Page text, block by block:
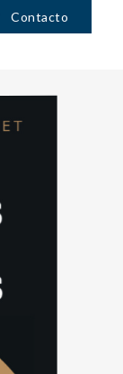
Contacto